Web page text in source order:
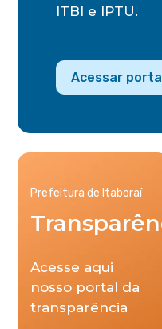
ITBI e IPTU.
Acessar
Prefeitura de Itaboraí
Acesse aqui
nosso portal da
transparência